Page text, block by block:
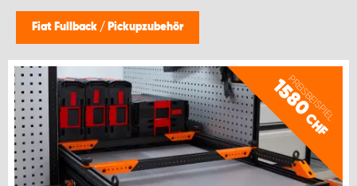
Fiat Fullback / Pickupzubehör
PREISBEISPIEL
1580
CHF